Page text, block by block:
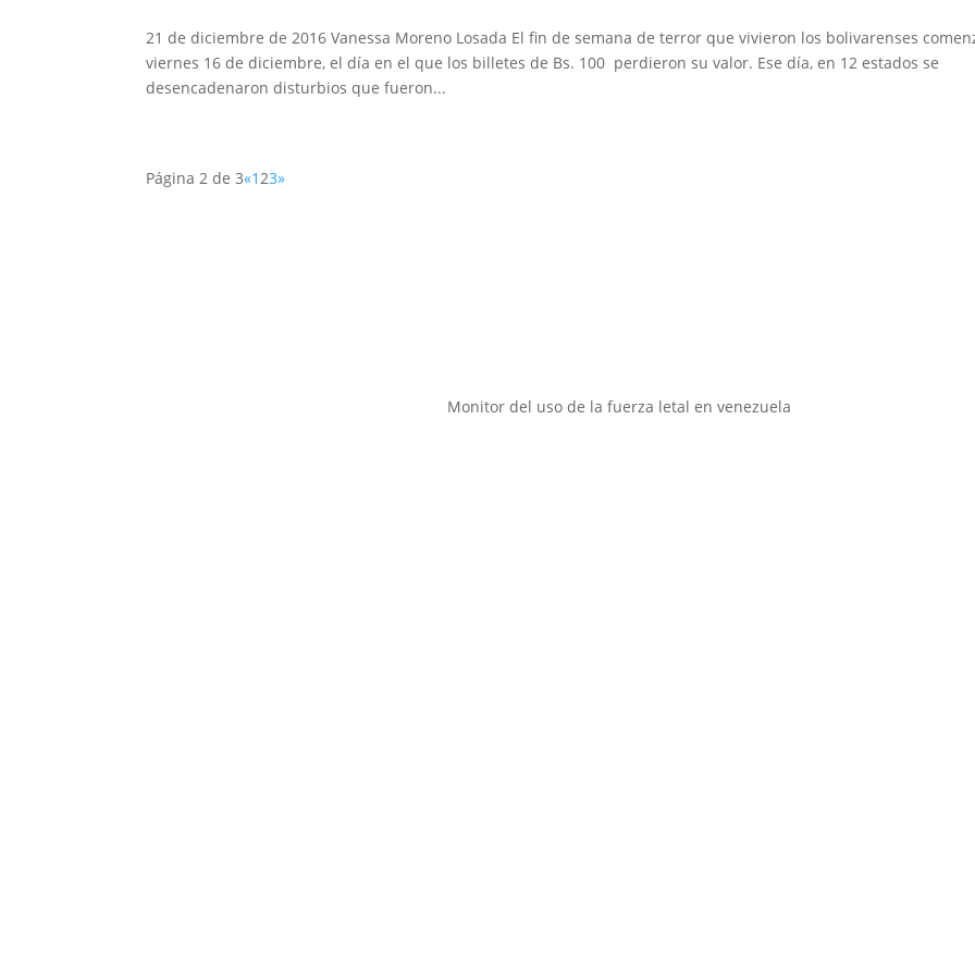
21 de diciembre de 2016 Vanessa Moreno Losada El fin de semana de terror que vivieron los bolivarenses
viernes 16 de diciembre, el día en el que los billetes de Bs. 100 perdieron su valor. Ese día, en 12 estados se
desencadenaron disturbios que fueron...
Página 2 de 3«123»
Monitor del uso de la fuerza letal en venezuela